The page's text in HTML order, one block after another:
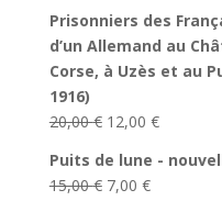
initial
était :
15,00 €.
actuel
est :
8,00 €.
Prisonniers des
d’un Allemand au
Corse, à Uzès et au
1916)
20,00€ Le
initial
était :
12,00 €Le
actuel
Puits de lune -
15,00€ Le
7,00 €Le